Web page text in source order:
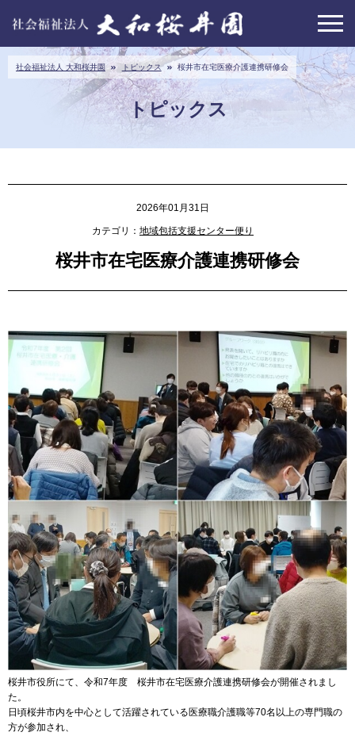
社会福祉法人 大和桜井園 トピックス 桜井市在宅医療介護連携研修会
トピックス
2026年01月31日
カテゴリ： 地域包括支援センター便り
桜井市在宅医療介護連携研修会
桜井市役所にて、令和7年度 桜井市在宅医療介護連携研修会が開催されまし
た。
日頃桜井市内を中心として活躍されている医療職介護職等70名以上の専門職の
方が参加され、